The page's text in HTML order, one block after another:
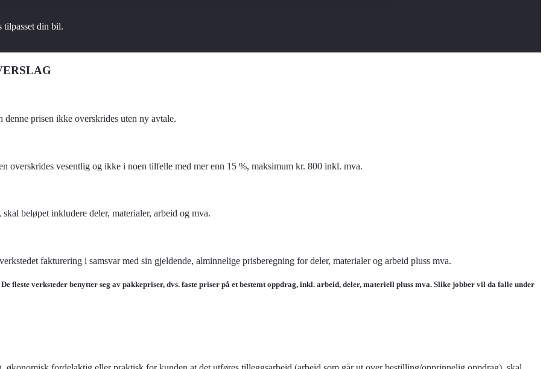
tilpasset din bil.
prisen ikke overskrides uten ny avtale.
overskrides vesentlig og ikke i noen tilfelle med mer enn 15 %, maksimum kr. 800 inkl. mva.
beløpet inkludere deler, materialer, arbeid og mva.
fakturering i samsvar med sin gjeldende, alminnelige prisberegning for deler, materialer og arbeid pluss mva.
fleste verksteder benytter seg av pakkepriser, dvs. faste priser på et bestemt oppdrag, inkl. arbeid, deler, materiell pluss mva. Slike jobber vil da falle under